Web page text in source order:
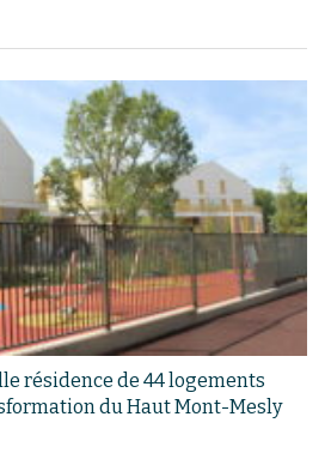
résidence de 44 logements
du Haut Mont-Mesly